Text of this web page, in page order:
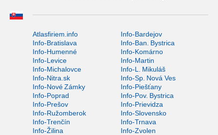
Atlasfiriem.info
Info-Bardejov
Info-Bratislava
Info-Ban. Bystrica
Info-Humenné
Info-Komárno
Info-Levice
Info-Martin
Info-Michalovce
Info-L. Mikuláš
Info-Nitra.sk
Info-Sp. Nová Ves
Info-Nové Zámky
Info-Piešťany
Info-Poprad
Info-Pov. Bystrica
Info-Prešov
Info-Prievidza
Info-Ružomberok
Info-Slovensko
Info-Trenčín
Info-Trnava
Info-Žilina
Info-Zvolen